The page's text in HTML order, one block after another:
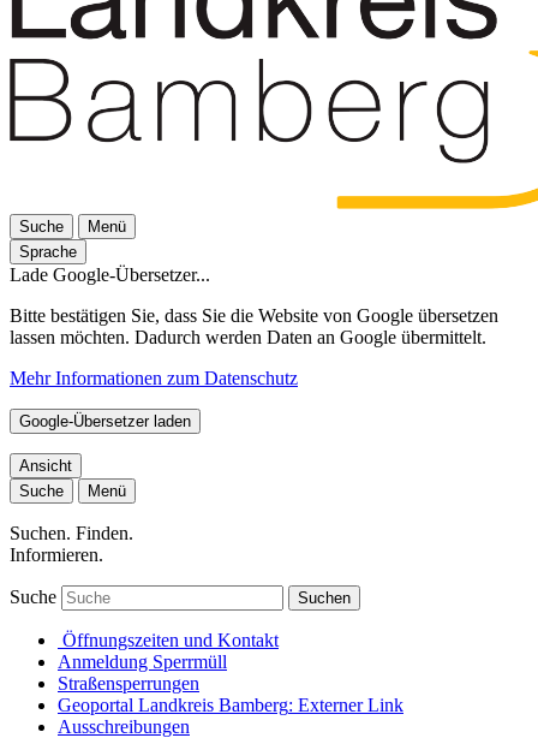
Suche
Menü
Sprache
Lade Google-Übersetzer...
Bitte bestätigen Sie, dass Sie die Website von Google übersetzen
lassen möchten. Dadurch werden Daten an Google übermittelt.
Mehr Informationen zum Datenschutz
Google-Übersetzer laden
Ansicht
Suche
Menü
Suchen. Finden.
Informieren.
Suche Suchen
Öffnungszeiten und Kontakt
Anmeldung Sperrmüll
Straßensperrungen
Geoportal Landkreis Bamberg: Externer Link
Ausschreibungen